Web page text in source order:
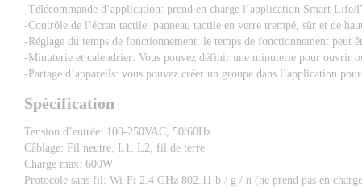
-Télécommande d’application: prend en charge l’application Smart Life/
-Contrôle de l’écran tactile: panneau tactile en verre trempé, sûr et de
-Réglage du temps de fonctionnement: le temps de fonctionnement peut
-Minuterie et calendrier: Vous pouvez définir une minuterie pour ouvrir
-Partage d’appareils: vous pouvez créer un groupe dans l’application
Spécification
Tension d’entrée: 100-250VAC, 50/60Hz
Câblage: Fil neutre, L1, L2, fil de terre
Charge max: 600W
Protocole sans fil: Wi-Fi 2.4 GHz 802.11 b / g / n (ne prend pas en